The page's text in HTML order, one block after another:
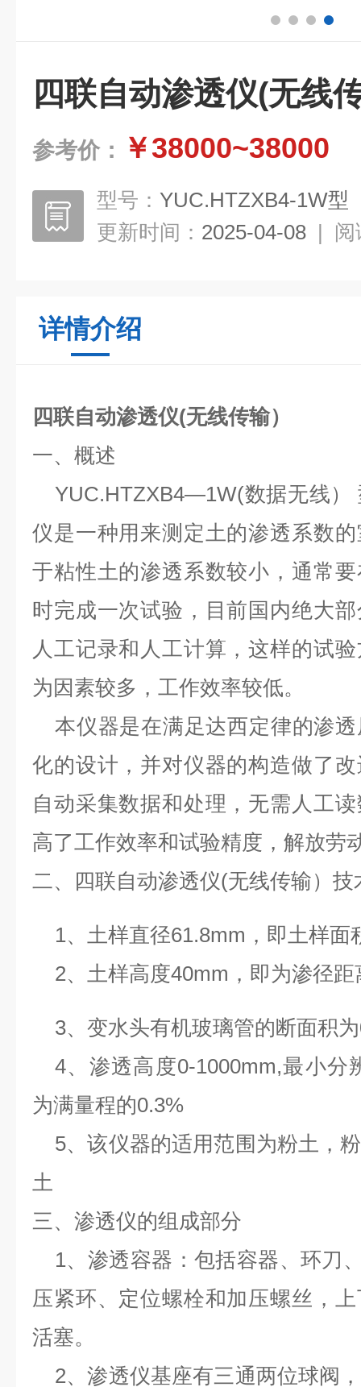
四联自动渗透仪(无线
参考价： ￥38000~38000
型号： YUC.HTZXB4-1W型
更新时间： 2025-04-08 | 阅
详情介绍
四联自动渗透仪(无线传输）
一、概述
YUC.HTZXB4—1W(数据无线）
仪是一种用来测定土的渗透系数
于粘性土的渗透系数较小，通常
时完成一次试验，目前国内绝大
人工记录和人工计算，这样的试
为因素较多，工作效率较低。
本仪器是在满足达西定律的渗
化的设计，并对仪器的构造做了
自动采集数据和处理，无需人工
高了工作效率和试验精度，解放劳
二、 四联自动渗透仪(无线传输）技
1、土样直径61.8mm，即土样面
2、土样高度40mm，即为渗径距
3、变水头有机玻璃管的断面积
4、渗透高度0-1000mm,最小分
为满量程的0.3%
5、该仪器的适用范围为粉土，
土
三、渗透仪的组成部分
1、渗透容器：包括容器、环刀
压紧环、定位螺栓和加压螺丝，
活塞。
2、渗透仪基座有三通两位球阀